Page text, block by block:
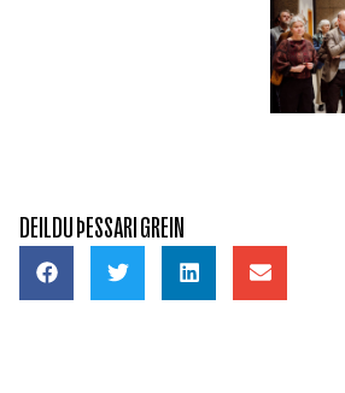
DEILDU ÞESSARI GREIN